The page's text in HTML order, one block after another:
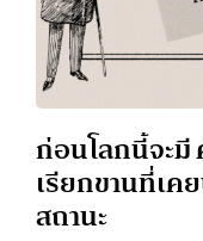
ก่อนโลกนี้จะมี
เรียกขานที่เค
สถานะ